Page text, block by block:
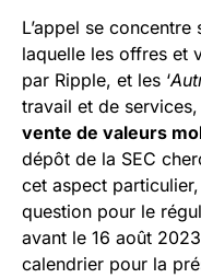
L’appel se
laquelle les offres et
par Ripple, et les ‘
travail et de services,
vente de valeurs
dépôt de la SEC
cet aspect
question pour le
avant le 16 août
calendrier pour la